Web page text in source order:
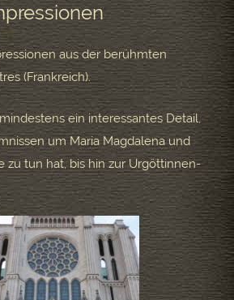
aus der berühmten
(Frankreich).
ein interessantes Detail,
um Maria Magdalena und
zu tun hat, bis hin zur Urgöttinnen-